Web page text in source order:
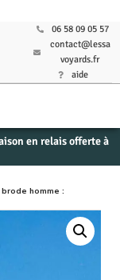
06 58 09 05 57
contact@lessa
voyards.fr
aide
en relais offerte à
homme :